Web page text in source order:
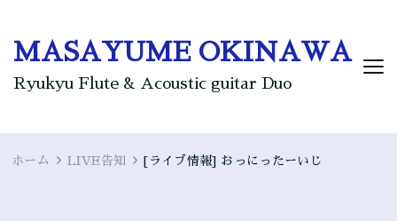
MASAYUME OKINAWA
Ryukyu Flute & Acoustic guitar Duo
ホーム LIVE告知 [ライブ情報] おっにったーいじ